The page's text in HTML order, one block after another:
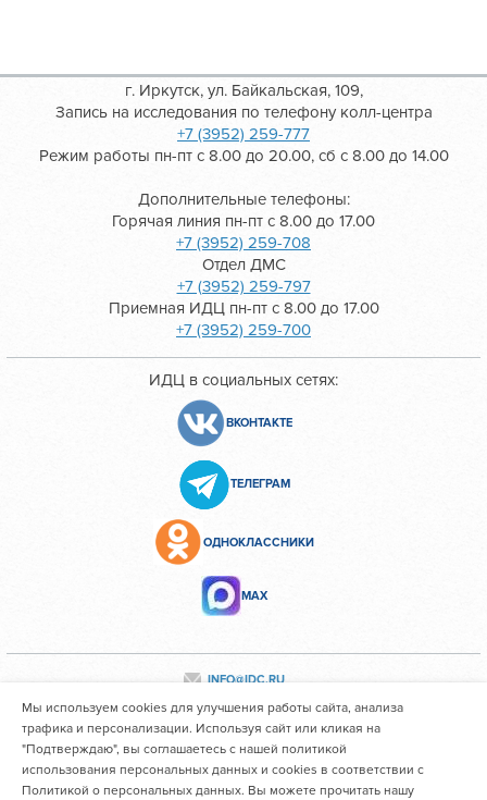
г. Иркутск, ул. Байкальская, 109,
Запись на исследования по телефону колл-центра
+7 (3952) 259-777
Режим работы пн-пт с 8.00 до 20.00, сб с 8.00 до 14.00
Дополнительные телефоны:
Горячая линия пн-пт с 8.00 до 17.00
+7 (3952) 259-708
Отдел ДМС
+7 (3952) 259-797
Приемная ИДЦ пн-пт с 8.00 до 17.00
+7 (3952) 259-700
ИДЦ в социальных сетях:
ВКОНТАКТЕ
ТЕЛЕГРАМ
ОДНОКЛАССНИКИ
МАХ
INFO@IDC.RU
Все персональные данные сотрудников размещены с их
согласия
Мы используем cookies для улучшения работы сайта, анализа
трафика и персонализации. Используя сайт или кликая на
"Подтверждаю", вы соглашаетесь с нашей политикой
использования персональных данных и cookies в соответствии с
Политикой о персональных данных. Вы можете прочитать нашу